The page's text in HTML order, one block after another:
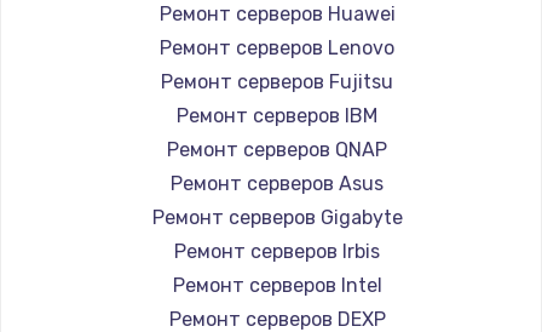
Ремонт серверов Huawei
Ремонт серверов Lenovo
Ремонт серверов Fujitsu
Ремонт серверов IBM
Ремонт серверов QNAP
Ремонт серверов Asus
Ремонт серверов Gigabyte
Ремонт серверов Irbis
Ремонт серверов Intel
Ремонт серверов DEXP